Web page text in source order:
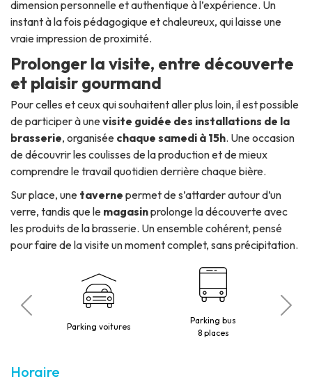
dimension personnelle et authentique à l’expérience. Un
instant à la fois pédagogique et chaleureux, qui laisse une
vraie impression de proximité.
Prolonger la visite, entre découverte
et plaisir gourmand
Pour celles et ceux qui souhaitent aller plus loin, il est possible
de participer à unevisite guidée des installations de la
brasserie, organisée chaque samedi à 15h. Une occasion
de découvrir les coulisses de la production et de mieux
comprendre le travail quotidien derrière chaque bière.
Sur place, une taverne permet de s’attarder autour d’un
verre, tandis que le magasinprolonge la découverte avec
les produits de la brasserie. Un ensemble cohérent, pensé
pour faire de la visite un moment complet, sans précipitation.
Parking voitures
Parking bus
8 places
Horaire